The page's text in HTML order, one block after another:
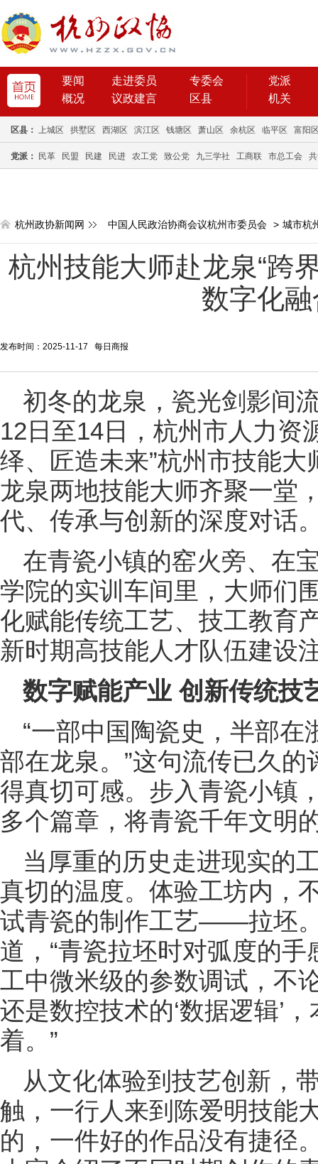
要闻 走进委员
专委会
概况
议政建言 区县
党派
机关
区县： 上城区 拱墅区 西湖区 滨江区 钱塘区 萧山区 余杭区 临平区 富阳
党派： 民革 民盟 民建 民进 农工党 致公党 九三学社 工商联 市总工会
杭州政协新闻网 中国人民政治协商会议杭州市委员会 > 城市杭
杭州技能大师赴龙泉“跨
数字化
发布时间：2025-11-17 每日商报
初冬的龙泉，瓷光剑影间
12日至14日，杭州市人力资
绎、匠造未来”杭州市技能
龙泉两地技能大师齐聚一堂
代、传承与创新的深度对话
在青瓷小镇的窑火旁、在
学院的实训车间里，大师们
化赋能传统工艺、技工教育
新时期高技能人才队伍建设
数字赋能产业 创新传统技
“一部中国陶瓷史，半部
部在龙泉。”这句流传已久
得真切可感。步入青瓷小镇
多个篇章，将青瓷千年文明
当厚重的历史走进现实的
真切的温度。体验工坊内，
试青瓷的制作工艺——拉坯
道，“青瓷拉坯时对弧度的
工中微米级的参数调试，不
还是数控技术的‘数据逻辑’
着。”
从文化体验到技艺创新，
触，一行人来到陈爱明技能
的，一件好的作品没有捷径